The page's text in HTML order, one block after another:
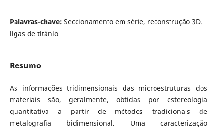
Palavras-chave: Seccionamento em série, reconstrução 3D,
ligas de titânio
Resumo
As informações tridimensionais das microestruturas dos
materiais são, geralmente, obtidas por estereologia
quantitativa a partir de métodos tradicionais de
metalografia bidimensional. Uma caracterização